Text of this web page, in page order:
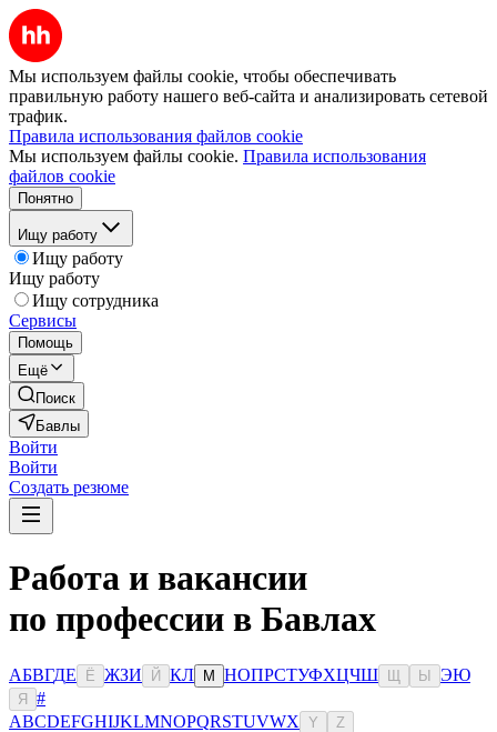
Мы используем файлы cookie, чтобы обеспечивать
правильную работу нашего веб-сайта и анализировать сетевой
трафик.
Правила использования файлов cookie
Мы используем файлы cookie. Правила использования
файлов cookie
Понятно
Ищу работу
Ищу работу
Ищу работу
Ищу сотрудника
Сервисы
Помощь
Ещё
Поиск
Бавлы
Войти
Войти
Создать резюме
Работа и вакансии
по профессии в Бавлах
АБВГДЕ Ё ЖЗИ Й КЛ М НОПРСТУФХЦЧШ Ы ЭЮ
Я
#
ABCDEFGHIJKLMNOPQRSTUVWX Y Z